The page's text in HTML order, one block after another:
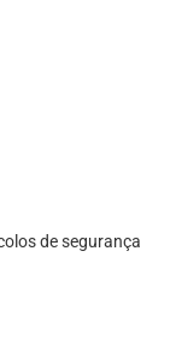
de segurança